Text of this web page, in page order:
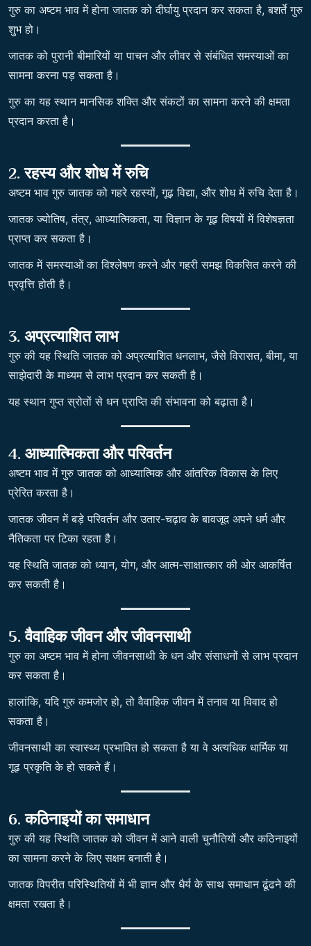
गुरु का अष्टम भाव में होना जातक को दीर्घायु प्रदान कर सकता है, बशर्ते गुरु
शुभ हो।
जातक को पुरानी बीमारियों या पाचन और लीवर से संबंधित समस्याओं का
सामना करना पड़ सकता है।
गुरु का यह स्थान मानसिक शक्ति और संकटों का सामना करने की क्षमता
प्रदान करता है।
2. रहस्य और शोध में रुचि
अष्टम भाव गुरु जातक को गहरे रहस्यों, गूढ़ विद्या, और शोध में रुचि देता है।
जातक ज्योतिष, तंत्र, आध्यात्मिकता, या विज्ञान के गूढ़ विषयों में विशेषज्ञता
प्राप्त कर सकता है।
जातक में समस्याओं का विश्लेषण करने और गहरी समझ विकसित करने की
प्रवृत्ति होती है।
3. अप्रत्याशित लाभ
गुरु की यह स्थिति जातक को अप्रत्याशित धनलाभ, जैसे विरासत, बीमा, या
साझेदारी के माध्यम से लाभ प्रदान कर सकती है।
यह स्थान गुप्त स्रोतों से धन प्राप्ति की संभावना को बढ़ाता है।
4. आध्यात्मिकता और परिवर्तन
अष्टम भाव में गुरु जातक को आध्यात्मिक और आंतरिक विकास के लिए
प्रेरित करता है।
जातक जीवन में बड़े परिवर्तन और उतार-चढ़ाव के बावजूद अपने धर्म और
नैतिकता पर टिका रहता है।
यह स्थिति जातक को ध्यान, योग, और आत्म-साक्षात्कार की ओर आकर्षित
कर सकती है।
5. वैवाहिक जीवन और जीवनसाथी
गुरु का अष्टम भाव में होना जीवनसाथी के धन और संसाधनों से लाभ प्रदान
कर सकता है।
हालांकि, यदि गुरु कमजोर हो, तो वैवाहिक जीवन में तनाव या विवाद हो
सकता है।
जीवनसाथी का स्वास्थ्य प्रभावित हो सकता है या वे अत्यधिक धार्मिक या
गूढ़ प्रकृति के हो सकते हैं।
6. कठिनाइयों का समाधान
गुरु की यह स्थिति जातक को जीवन में आने वाली चुनौतियों और कठिनाइयों
का सामना करने के लिए सक्षम बनाती है।
जातक विपरीत परिस्थितियों में भी ज्ञान और धैर्य के साथ समाधान ढूंढने की
क्षमता रखता है।